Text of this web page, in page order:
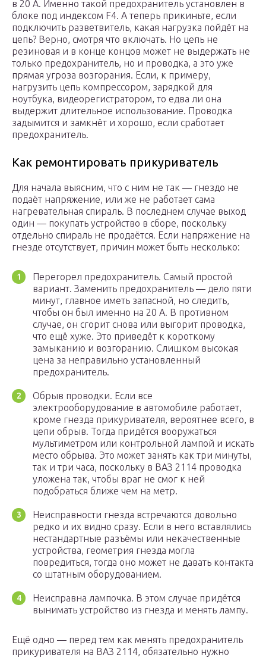
в 20 А. Именно такой предохранитель установлен в
блоке под индексом F4. А теперь прикиньте, если
подключить разветвитель, какая нагрузка пойдёт на
цепь? Верно, смотря что включать. Но цепь не
резиновая и в конце концов может не выдержать не
только предохранитель, но и проводка, а это уже
прямая угроза возгорания. Если, к примеру,
нагрузить цепь компрессором, зарядкой для
ноутбука, видеорегистратором, то едва ли она
выдержит длительное использование. Проводка
задымится и замкнёт и хорошо, если сработает
предохранитель.
Как ремонтировать прикуриватель
Для начала выясним, что с ним не так — гнездо не
подаёт напряжение, или же не работает сама
нагревательная спираль. В последнем случае выход
один — покупать устройство в сборе, поскольку
отдельно спираль не продаётся. Если напряжение на
гнезде отсутствует, причин может быть несколько:
Перегорел предохранитель. Самый простой
вариант. Заменить предохранитель — дело пяти
минут, главное иметь запасной, но следить,
чтобы он был именно на 20 А. В противном
случае, он сгорит снова или выгорит проводка,
что ещё хуже. Это приведёт к короткому
замыканию и возгоранию. Слишком высокая
цена за неправильно установленный
предохранитель.
Обрыв проводки. Если все
электрооборудование в автомобиле работает,
кроме гнезда прикуривателя, вероятнее всего, в
цепи обрыв. Тогда придётся вооружаться
мультиметром или контрольной лампой и искать
место обрыва. Это может занять как три минуты,
так и три часа, поскольку в ВАЗ 2114 проводка
уложена так, чтобы враг не смог к ней
подобраться ближе чем на метр.
Неисправности гнезда встречаются довольно
редко и их видно сразу. Если в него вставлялись
нестандартные разъёмы или некачественные
устройства, геометрия гнезда могла
повредиться, тогда оно может не давать контакта
со штатным оборудованием.
Неисправна лампочка. В этом случае придётся
вынимать устройство из гнезда и менять лампу.
Ещё одно — перед тем как менять предохранитель
прикуривателя на ВАЗ 2114, обязательно нужно